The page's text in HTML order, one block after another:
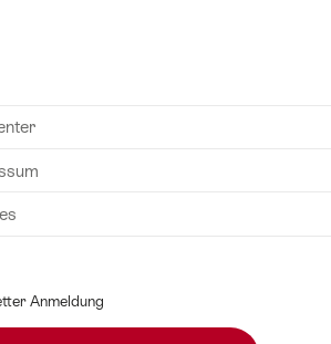
Anmeldung